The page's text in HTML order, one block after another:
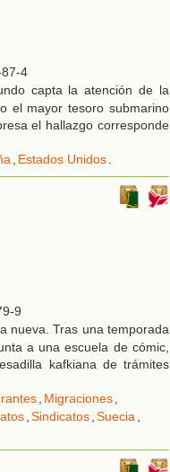
4
capta la atención de la
el mayor tesoro submarino
el hallazgo corresponde
, Estados Unidos.
9
nueva. Tras una temporada
a una escuela de cómic,
kafkiana de trámites
, Migraciones,
,Sindicatos,Suecia,